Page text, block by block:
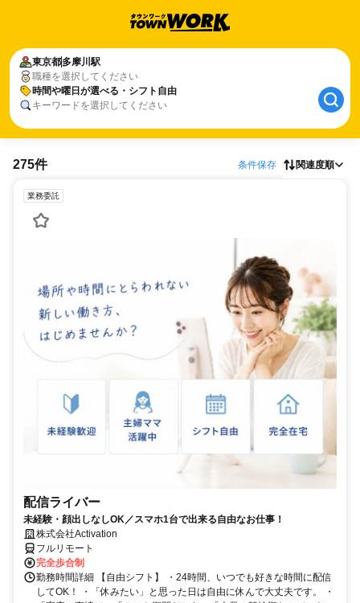
東京都多摩川駅
職種を選択してください
時間や曜日が選べる・シフト自由
キーワードを選択してください
275件 条件保存 関連度順
業務委託
配信ライバー
未経験・顔出しなしOK／スマホ1台で出来る自由なお仕事！
株式会社Activation
フルリモート
完全歩合制
勤務時間詳細 【自由シフト】 ・24時間、いつでも好きな時間に配信
してOK！ ・「休みたい」と思った日は自由に休んで大丈夫です。 ・